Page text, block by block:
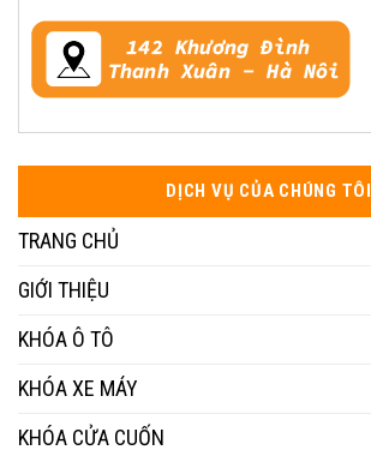
DỊCH VỤ CỦA CHÚNG TÔI
TRANG CHỦ
GIỚI THIỆU
KHÓA Ô TÔ
KHÓA XE MÁY
KHÓA CỬA CUỐN